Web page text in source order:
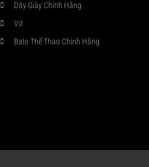
Dây Giày Chính Hãng
Vớ
Balo Thể Thao Chính Hãng